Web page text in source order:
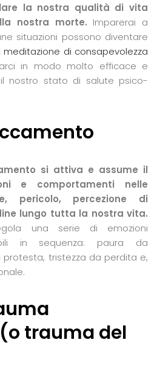
la nostra qualità di vita
nostra morte. Imparerai a
situazioni possono diventare
meditazione di consapevolezza
in modo molto efficace e
nostro stato di salute psico-
si attiva e assume il
e comportamenti nelle
pericolo, percezione di
lungo tutta la nostra vita.
una serie di emozioni
in sequenza: paura da
protesta, tristezza da perdita e,
trauma del